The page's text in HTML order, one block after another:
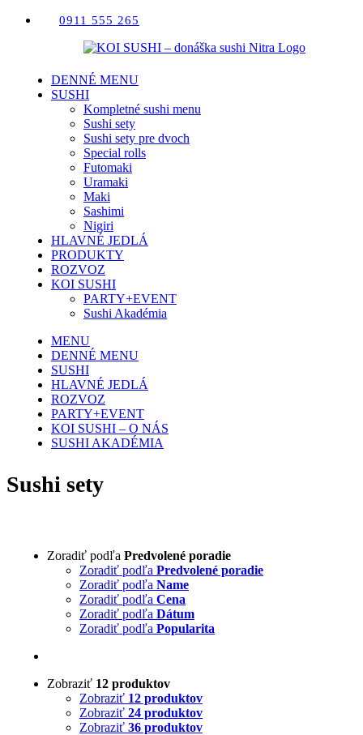
Skip
0911 555 265
DENNÉ MENU
SUSHI
Kompletné sushi menu
Sushi sety
Sushi sety pre dvoch
Special rolls
Futomaki
Uramaki
Maki
Sashimi
Nigiri
HLAVNÉ JEDLÁ
PRODUKTY
ROZVOZ
KOI SUSHI
PARTY+EVENT
Sushi Akadémia
MENU
DENNÉ MENU
SUSHI
HLAVNÉ JEDLÁ
ROZVOZ
PARTY+EVENT
KOI SUSHI – O NÁS
SUSHI AKADÉMIA
Sushi sety
Zoradiť podľa Predvolené poradie
Zoradiť podľa Predvolené poradie
Zoradiť podľa Name
Zoradiť podľa Cena
Zoradiť podľa Dátum
Zoradiť podľa Popularita
Zobraziť 12 produktov
Zobraziť 12 produktov
Zobraziť 24 produktov
Zobraziť 36 produktov